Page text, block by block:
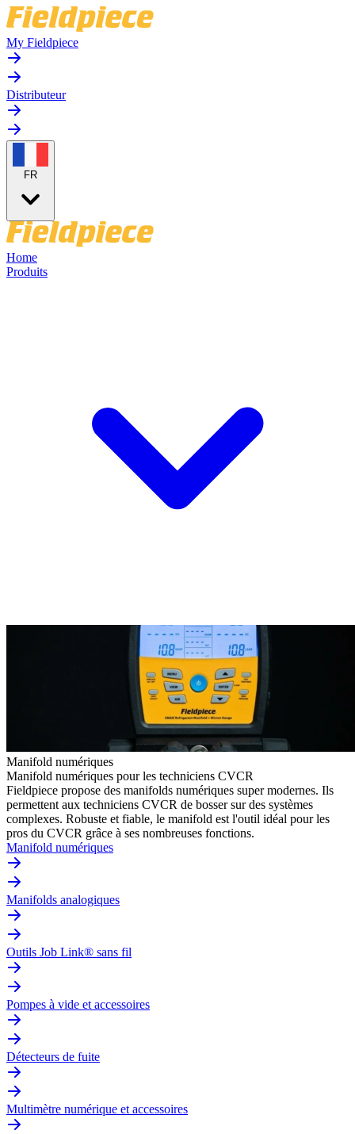
My Fieldpiece
Distributeur
FR
Home
Produits
Manifold numériques
Manifold numériques pour les techniciens CVCR
Fieldpiece propose des manifolds numériques super modernes. Ils
permettent aux techniciens CVCR de bosser sur des systèmes
complexes. Robuste et fiable, le manifold est l'outil idéal pour les
pros du CVCR grâce à ses nombreuses fonctions.
Manifold numériques
Manifolds analogiques
Outils Job Link® sans fil
Pompes à vide et accessoires
Détecteurs de fuite
Multimètre numérique et accessoires